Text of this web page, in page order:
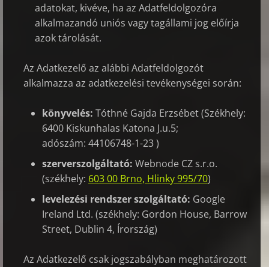
adatokat, kivéve, ha az Adatfeldolgozóra
alkalmazandó uniós vagy tagállami jog előírja
azok tárolását.
Az Adatkezelő az alábbi Adatfeldolgozót
alkalmazza az adatkezelési tevékenységei során:
könyvelés: Tóthné Gajda Erzsébet (Székhely:
6400 Kiskunhalas Katona J.u.5;
adószám: 44106748-1-23 )
szerverszolgáltató: Webnode CZ s.r.o.
(székhely: 603 00 Brno, Hlinky 995/70)
levelezési rendszer szolgáltató: Google
Ireland Ltd. (székhely: Gordon House, Barrow
Street, Dublin 4, Írország)
Az Adatkezelő csak jogszabályban meghatározott